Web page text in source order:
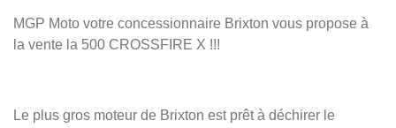
MGP Moto votre concessionnaire Brixton vous propose à
la vente la 500 CROSSFIRE X !!!
Le plus gros moteur de Brixton est prêt à déchirer le